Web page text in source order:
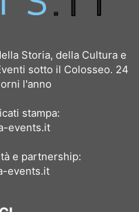
Storia, della Cultura e
sotto il Colosseo. 24
l'anno
stampa:
events.it
e partnership:
events.it